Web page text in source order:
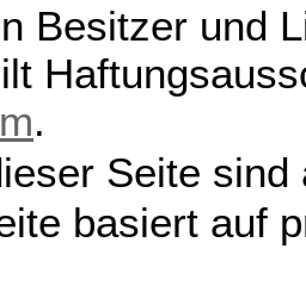
Besitzer und
.
Seite
basiert auf